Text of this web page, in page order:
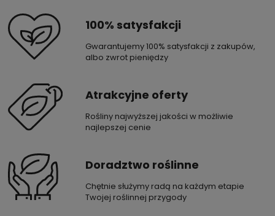
100% satysfakcji
Gwarantujemy 100% satysfakcji z zakupów,
albo zwrot pieniędzy
Atrakcyjne oferty
Rośliny najwyższej jakości w możliwie
najlepszej cenie
Doradztwo roślinne
Chętnie służymy radą na każdym etapie
Twojej roślinnej przygody